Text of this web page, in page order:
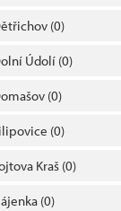
(0)
Údolí (0)
(0)
(0)
Kraš (0)
(0)